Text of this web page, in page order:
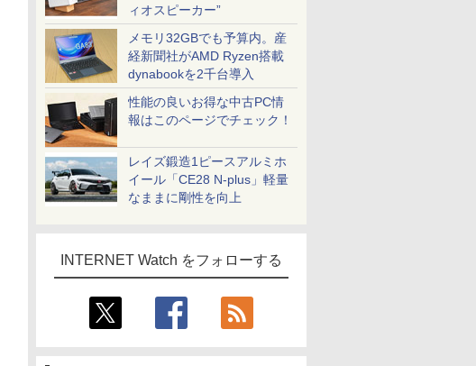
ィオスピーカー”
メモリ32GBでも予算内。産
経新聞社がAMD Ryzen搭載
dynabookを2千台導入
性能の良いお得な中古PC情
報はこのページでチェック！
レイズ鍛造1ピースアルミホ
イール「CE28 N-plus」軽量
なままに剛性を向上
INTERNET Watch をフォローする